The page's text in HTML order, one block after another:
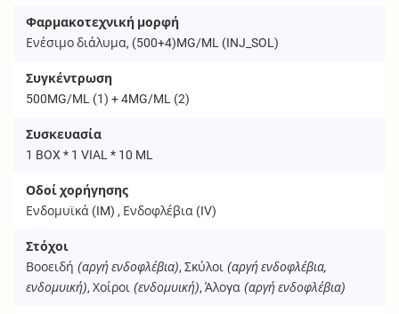
Φαρμακοτεχνική μορφή
Ενέσιμο διάλυμα, (500+4)MG/ML (INJ_SOL)
Συγκέντρωση
500MG/ML (1) + 4MG/ML (2)
Συσκευασία
1 BOX * 1 VIAL * 10 ML
Οδοί χορήγησης
Ενδομυϊκά (IM) , Ενδοφλέβια (IV)
Στόχοι
Βοοειδή (αργή ενδοφλέβια), Σκύλοι (αργή ενδοφλέβια,
ενδομυική), Χοίροι (ενδομυική), Άλογα (αργή ενδοφλέβια)